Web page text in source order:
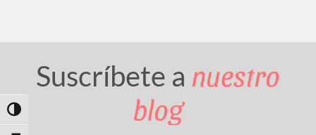
Toggle High Contrast
Suscríbete a nuestro
blog